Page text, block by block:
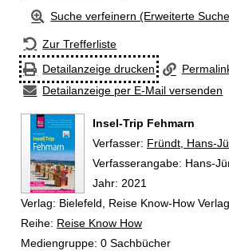
Suche verfeinern (Erweiterte
Zur Trefferliste
Detailanzeige drucken
Detailanzeige per E-Mail versenden
Insel-Trip Fehmarn
Verfasser: Suche nach
Fründt, Hans-
Verfasserangabe: Hans-
Jahr: 2021
Verlag: Bielefeld, Reise Know-How
Reihe: Reise Know How
Mediengruppe: 0 Sachbücher